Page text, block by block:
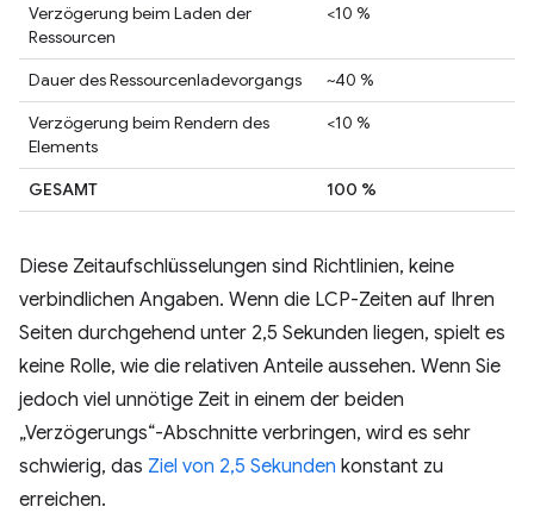
Verzögerung beim Laden der
Ressourcen
<10 %
Dauer des Ressourcenladevorgangs
~40 %
Verzögerung beim Rendern des
Elements
<10 %
GESAMT 100 %
Diese Zeitaufschlüsselungen sind Richtlinien, keine
verbindlichen Angaben. Wenn die LCP-Zeiten auf Ihren
Seiten durchgehend unter 2,5 Sekunden liegen, spielt es
keine Rolle, wie die relativen Anteile aussehen. Wenn Sie
jedoch viel unnötige Zeit in einem der beiden
„Verzögerungs“-Abschnitte verbringen, wird es sehr
schwierig, das Ziel von 2,5 Sekunden konstant zu
erreichen.